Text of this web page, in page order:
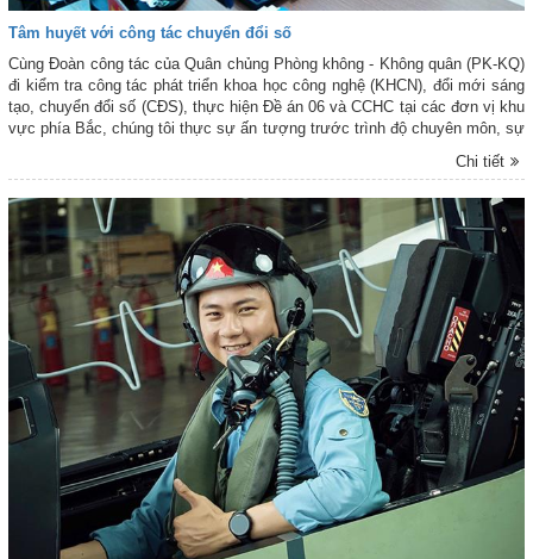
Tâm huyết với công tác chuyển đổi số
Cùng Đoàn công tác của Quân chủng Phòng không - Không quân (PK-KQ)
đi kiểm tra công tác phát triển khoa học công nghệ (KHCN), đổi mới sáng
tạo, chuyển đổi số (CĐS), thực hiện Đề án 06 và CCHC tại các đơn vị khu
vực phía Bắc, chúng tôi thực sự ấn tượng trước trình độ chuyên môn, sự
sâu sát của Trung tá Mai Việt Đức - Trợ lý Ban Công nghệ thông tin
Chi tiết